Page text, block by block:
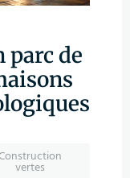
parc de
vertes